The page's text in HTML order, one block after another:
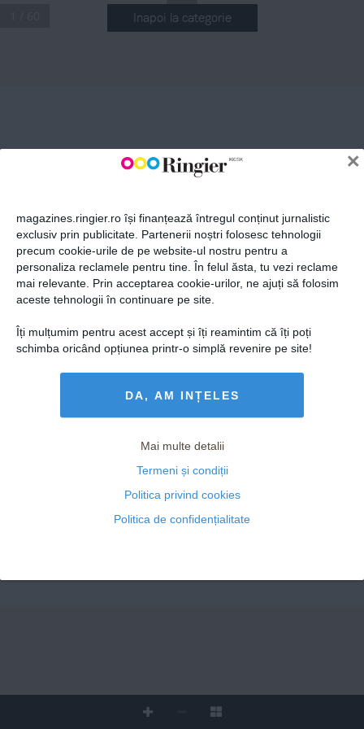
×
magazines.ringier.ro își finanțează întregul conținut jurnalistic
exclusiv prin publicitate. Partenerii noștri folosesc tehnologii
precum cookie-urile de pe website-ul nostru pentru a
personaliza reclamele pentru tine. În felul ăsta, tu vezi reclame
mai relevante. Prin acceptarea cookie-urilor, ne ajuți să folosim
aceste tehnologii în continuare pe site.
Îți mulțumim pentru acest accept și îți reamintim că îți poți
schimba oricând opțiunea printr-o simplă revenire pe site!
DA, AM INȚELES
Mai multe detalii
Termeni și condiții
Politica privind cookies
Politica de confidențialitate
Inapoi la categorie
ABONEAZĂ-TE
Politica de confidențialitate și
© 2026 Ringier Romania. Toate